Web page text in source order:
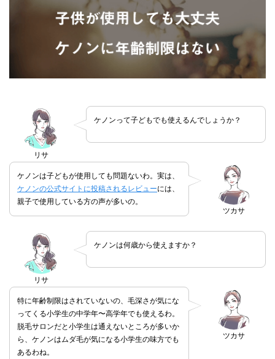
リサ
ケノンって子どもでも使えるんでしょうか？
ツカサ
ケノンは子どもが使用しても問題ないわ。実は、
ケノンの公式サイトに投稿されるレビューには、
親子で使用している方の声が多いの。
リサ
ケノンは何歳から使えますか？
ツカサ
特に年齢制限はされていないの、毛深さが気にな
ってくる小学生の中学年〜高学年でも使えるわ。
脱毛サロンだと小学生は通えないところが多いか
ら、ケノンはムダ毛が気になる小学生の味方でも
あるわね。